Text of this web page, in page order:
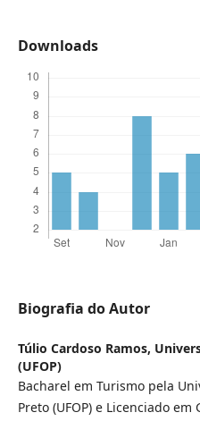
Downloads
Biografia do Autor
Túlio Cardoso Ramos,
(UFOP)
Bacharel em Turismo pela
Preto (UFOP) e Licenciado